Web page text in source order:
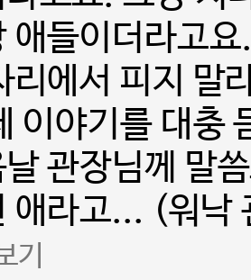
애들이더라고요
리에서 피지 말
이야기를 대충
관장님께 말
애라고... (워낙
기